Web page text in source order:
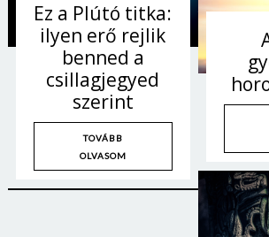
Ez a Plútó titka:
ilyen erő rejlik
benned a
csillagjegyed
szerint
TOVÁBB
OLVASOM